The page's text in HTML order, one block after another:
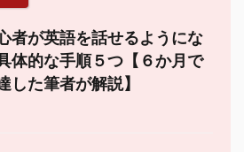
者が英語を話せるようにな
体的な手順５つ【６か月で
した筆者が解説】